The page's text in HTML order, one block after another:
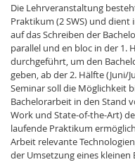
Die Lehrveranstaltung
Praktikum (2 SWS) und
auf das Schreiben der
parallel und en bloc in der 1.
durchgeführt, um den
geben, ab der 2. Hälfte (Juni/
Seminar soll die Möglichkeit
Bachelorarbeit in den Stand
Work und State-of-the-Art)
laufende Praktikum
Arbeit relevante
der Umsetzung eines kleinen